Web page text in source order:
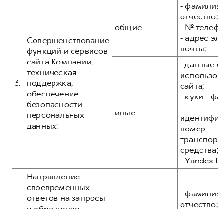
3.
Совершенствование
функций и сервисов
сайта Компании,
техническая
поддержка,
обеспечение
безопасности
персональных
данных:
общие
-
отчество;
- №
- адрес
почты;
иные
- данные
сайта;
- куки -
-
номер
средства;
- Yandex
Направление
своевременных
ответов на запросы
-
отчество;